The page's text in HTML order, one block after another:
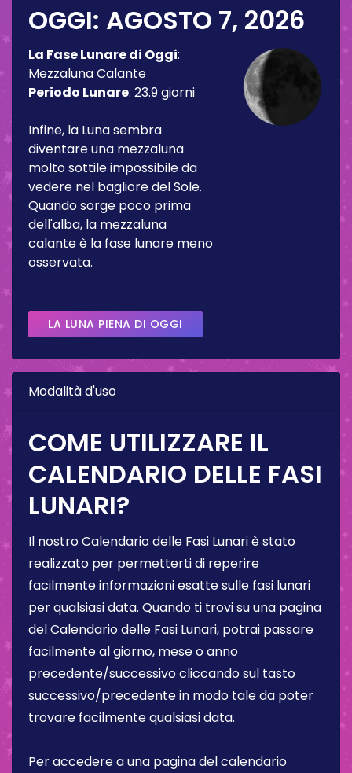
OGGI: AGOSTO 7, 2026
La Fase Lunare di Oggi:
Mezzaluna Calante
Periodo Lunare: 23.9 giorni
Infine, la Luna sembra
diventare una mezzaluna
molto sottile impossibile da
vedere nel bagliore del Sole.
Quando sorge poco prima
dell'alba, la mezzaluna
calante è la fase lunare meno
osservata.
LA LUNA PIENA DI OGGI
Modalità d'uso
COME UTILIZZARE IL
CALENDARIO DELLE FASI
LUNARI?
Il nostro Calendario delle Fasi Lunari è stato
realizzato per permetterti di reperire
facilmente informazioni esatte sulle fasi lunari
per qualsiasi data. Quando ti trovi su una pagina
del Calendario delle Fasi Lunari, potrai passare
facilmente al giorno, mese o anno
precedente/successivo cliccando sul tasto
successivo/precedente in modo tale da poter
trovare facilmente qualsiasi data.
Per accedere a una pagina del calendario